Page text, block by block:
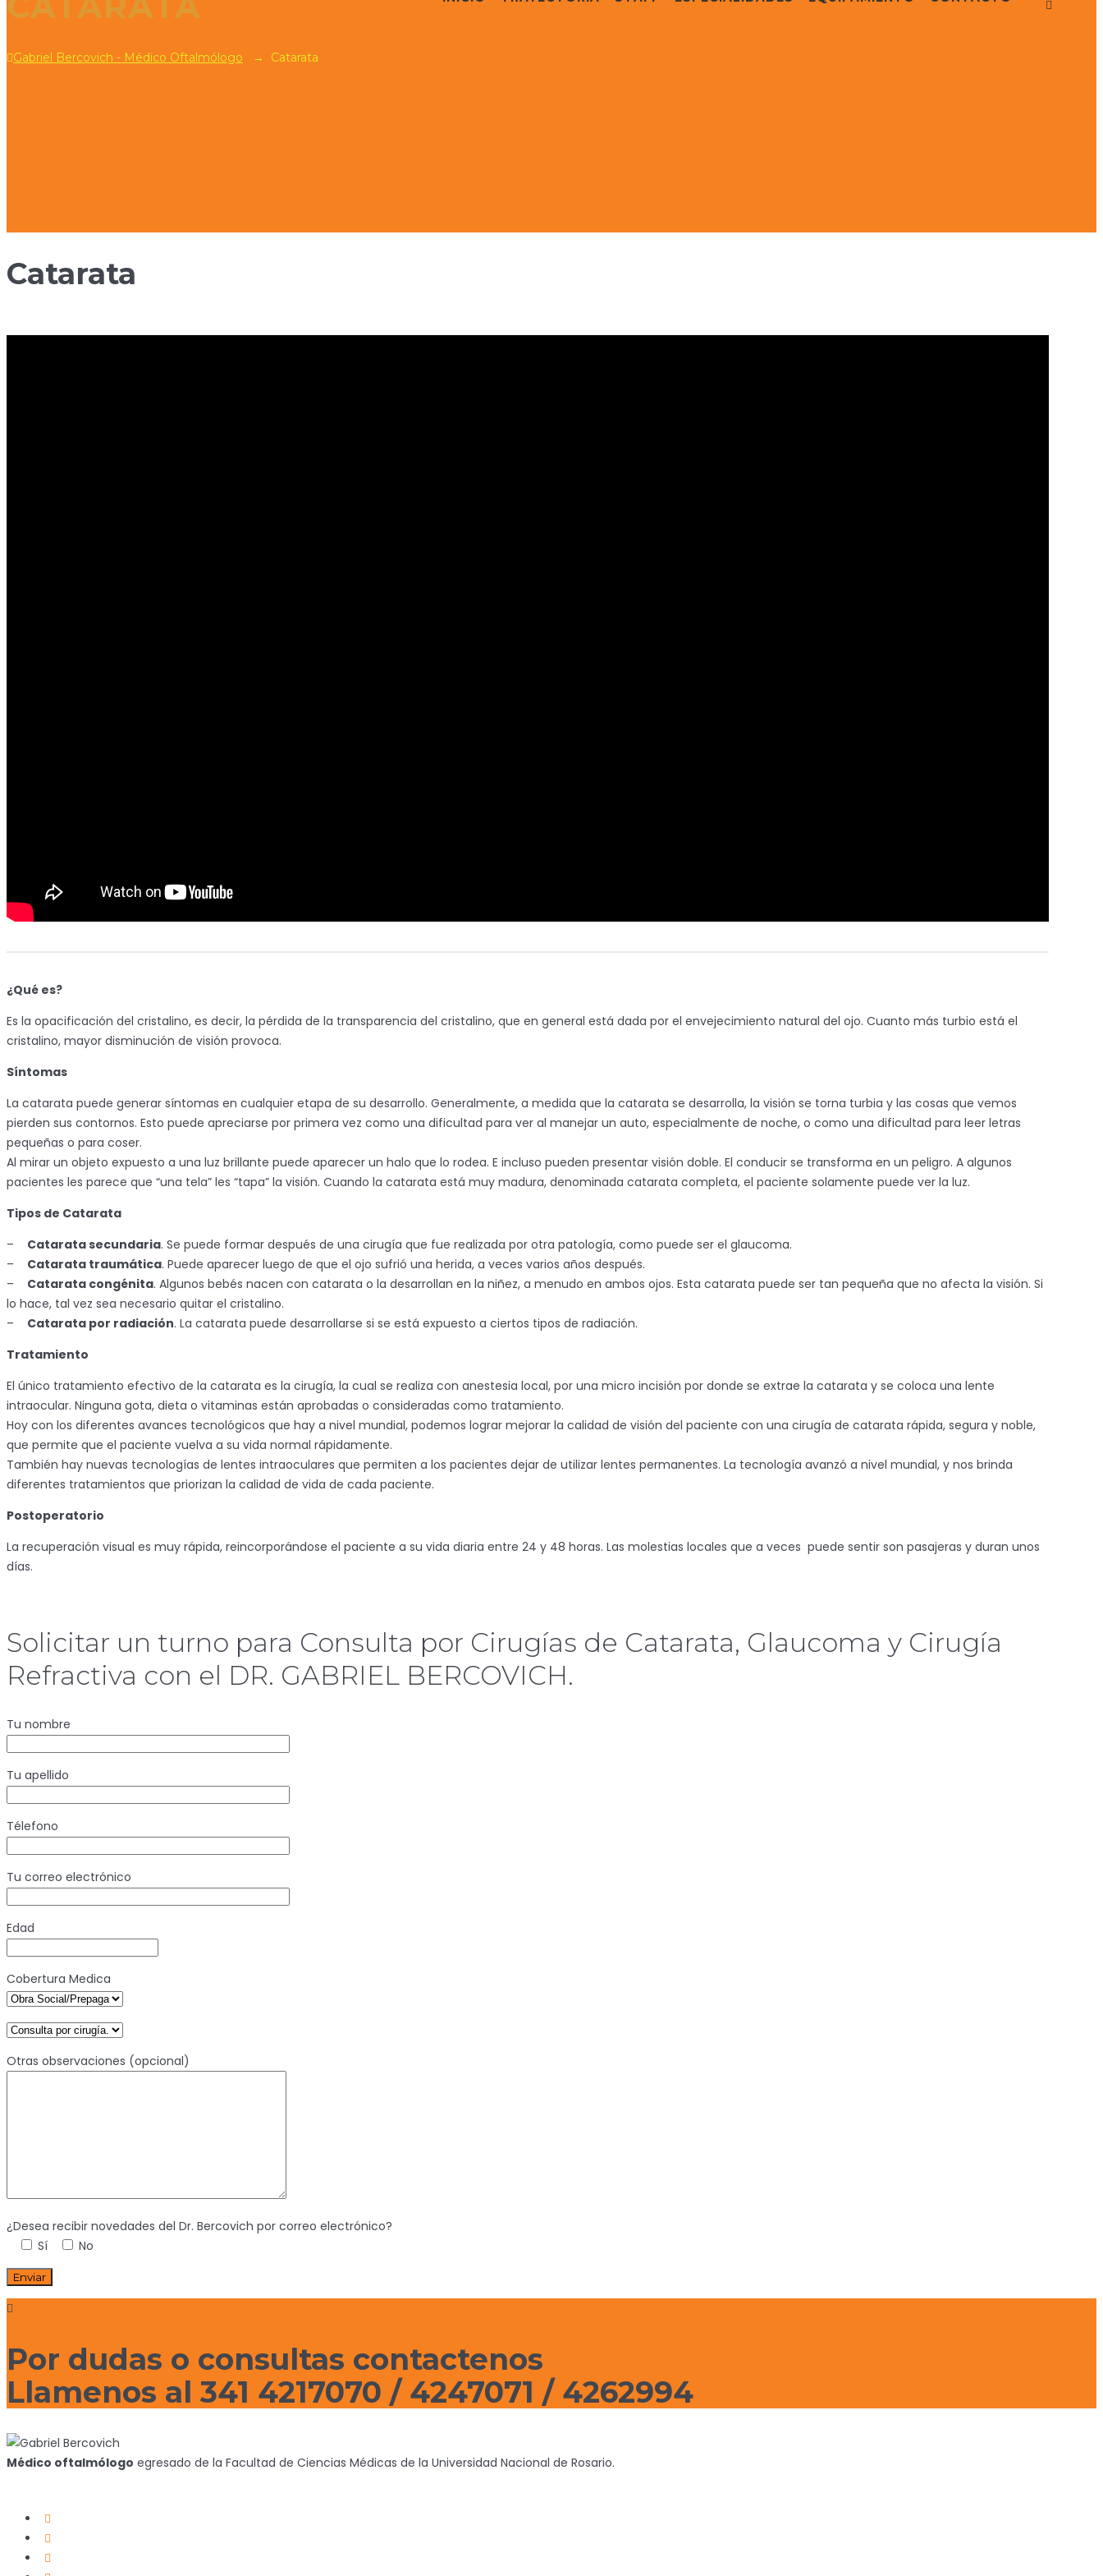
Gabriel Bercovich - Médico Oftalmólogo → Catarata
Catarata
¿Qué es?
Es la opacificación del cristalino, es decir, la pérdida de la transparencia del cristalino, que en general está dada por el envejecimiento natural del ojo. Cuanto más turbio está el
cristalino, mayor disminución de visión provoca.
Síntomas
La catarata puede generar síntomas en cualquier etapa de su desarrollo. Generalmente, a medida que la catarata se desarrolla, la visión se torna turbia y las cosas que vemos
pierden sus contornos. Esto puede apreciarse por primera vez como una dificultad para ver al manejar un auto, especialmente de noche, o como una dificultad para leer letras
pequeñas o para coser.
Al mirar un objeto expuesto a una luz brillante puede aparecer un halo que lo rodea. E incluso pueden presentar visión doble. El conducir se transforma en un peligro. A algunos
pacientes les parece que “una tela” les “tapa” la visión. Cuando la catarata está muy madura, denominada catarata completa, el paciente solamente puede ver la luz.
Tipos de Catarata
– Catarata secundaria. Se puede formar después de una cirugía que fue realizada por otra patología, como puede ser el glaucoma.
– Catarata traumática. Puede aparecer luego de que el ojo sufrió una herida, a veces varios años después.
– Catarata congénita. Algunos bebés nacen con catarata o la desarrollan en la niñez, a menudo en ambos ojos. Esta catarata puede ser tan pequeña que no afecta la visión. Si
lo hace, tal vez sea necesario quitar el cristalino.
– Catarata por radiación. La catarata puede desarrollarse si se está expuesto a ciertos tipos de radiación.
Tratamiento
El único tratamiento efectivo de la catarata es la cirugía, la cual se realiza con anestesia local, por una micro incisión por donde se extrae la catarata y se coloca una lente
intraocular. Ninguna gota, dieta o vitaminas están aprobadas o consideradas como tratamiento.
Hoy con los diferentes avances tecnológicos que hay a nivel mundial, podemos lograr mejorar la calidad de visión del paciente con una cirugía de catarata rápida, segura y noble,
que permite que el paciente vuelva a su vida normal rápidamente.
También hay nuevas tecnologías de lentes intraoculares que permiten a los pacientes dejar de utilizar lentes permanentes. La tecnología avanzó a nivel mundial, y nos brinda
diferentes tratamientos que priorizan la calidad de vida de cada paciente.
Postoperatorio
La recuperación visual es muy rápida, reincorporándose el paciente a su vida diaria entre 24 y 48 horas. Las molestias locales que a veces puede sentir son pasajeras y duran unos
días.
Solicitar un turno para Consulta por Cirugías de Catarata, Glaucoma y Cirugía
Refractiva con el DR. GABRIEL BERCOVICH.
Tu nombre
Tu apellido
Télefono
Tu correo electrónico
Edad
Cobertura Medica
Otras observaciones (opcional)
¿Desea recibir novedades del Dr. Bercovich por correo electrónico?
Sí
No
Por dudas o consultas contactenos
Llamenos al 341 4217070 / 4247071 / 4262994
Médico oftalmólogo egresado de la Facultad de Ciencias Médicas de la Universidad Nacional de Rosario.